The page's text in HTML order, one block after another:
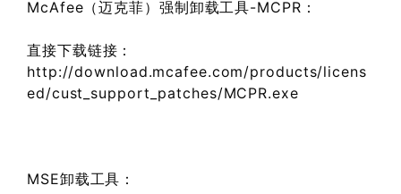
McAfee（迈克菲）强制卸载工具-MCPR：
直接下载链接：
http://download.mcafee.com/products/licens
ed/cust_support_patches/MCPR.exe
MSE卸载工具：